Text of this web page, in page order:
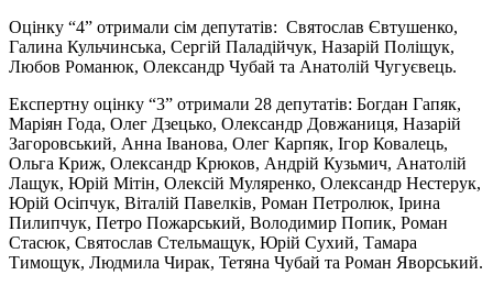
Оцінку “4” отримали сім депутатів: Святослав Євтушенко,
Галина Кульчинська, Сергій Паладійчук, Назарій Поліщук,
Любов Романюк, Олександр Чубай та Анатолій Чугуєвець.
Експертну оцінку “3” отримали 28 депутатів: Богдан Гапяк,
Маріян Года, Олег Дзецько, Олександр Довжаниця, Назарій
Загоровський, Анна Іванова, Олег Карпяк, Ігор Ковалець,
Ольга Криж, Олександр Крюков, Андрій Кузьмич, Анатолій
Лащук, Юрій Мітін, Олексій Муляренко, Олександр Нестерук,
Юрій Осіпчук, Віталій Павелків, Роман Петролюк, Ірина
Пилипчук, Петро Пожарський, Володимир Попик, Роман
Стасюк, Святослав Стельмащук, Юрій Сухий, Тамара
Тимощук, Людмила Чирак, Тетяна Чубай та Роман Яворський.